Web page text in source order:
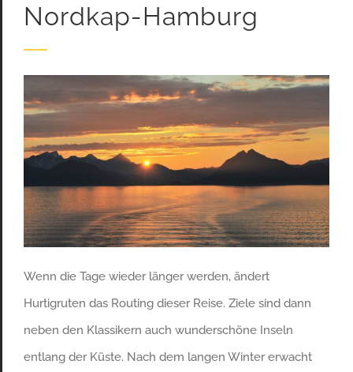
Nordkap-Hamburg
Wenn die Tage wieder länger werden, ändert
Hurtigruten das Routing dieser Reise. Ziele sind dann
neben den Klassikern auch wunderschöne Inseln
entlang der Küste. Nach dem langen Winter erwacht